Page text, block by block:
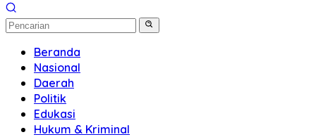
Beranda
Nasional
Daerah
Politik
Edukasi
Hukum & Kriminal